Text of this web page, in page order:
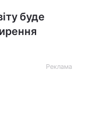
буде
Реклама